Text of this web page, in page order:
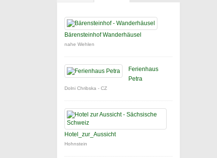
Bärensteinhof Wanderhäusel
nahe Wehlen
Ferienhaus
Petra
Dolni Chribska - CZ
Hotel_zur_Aussicht
Hohnstein